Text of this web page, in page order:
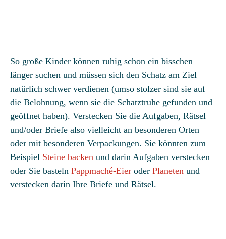
So große Kinder können ruhig schon ein bisschen
länger suchen und müssen sich den Schatz am Ziel
natürlich schwer verdienen (umso stolzer sind sie auf
die Belohnung, wenn sie die Schatztruhe gefunden und
geöffnet haben). Verstecken Sie die Aufgaben, Rätsel
und/oder Briefe also vielleicht an besonderen Orten
oder mit besonderen Verpackungen. Sie könnten zum
Beispiel Steine backen und darin Aufgaben verstecken
oder Sie basteln Pappmaché-Eier oder Planeten und
verstecken darin Ihre Briefe und Rätsel.